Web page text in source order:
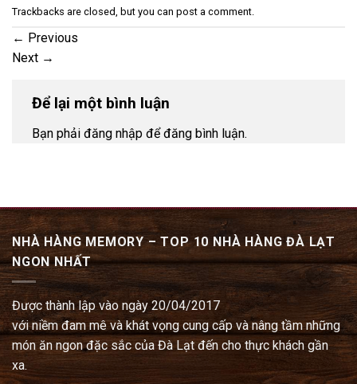
Trackbacks are closed, but you can post a comment.
← Previous
Next →
Để lại một bình luận
Bạn phải đăng nhập để đăng bình luận.
NHÀ HÀNG MEMORY – TOP 10 NHÀ HÀNG ĐÀ LẠT
NGON NHẤT
Được thành lập vào ngày 20/04/2017
với niềm đam mê và khát vọng cung cấp và nâng tầm những
món ăn ngon đặc sắc của Đà Lạt đến cho thực khách gần
xa.